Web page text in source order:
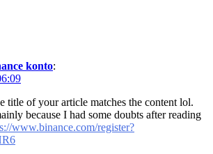
konto:
title of your article matches the content lol.
because I had some doubts after reading
www.binance.com/register?